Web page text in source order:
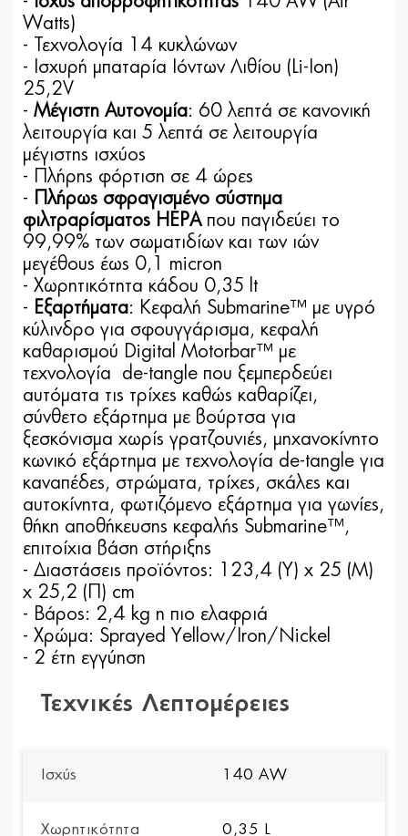
Watts)
- Τεχνολογία 14 κυκλώνων
- Ισχυρή μπαταρία Ιόντων Λιθίου (Li-Ion)
25,2V
- Μέγιστη Αυτονομία: 60 λεπτά σε κανονική
λειτουργία και 5 λεπτά σε λειτουργία
μέγιστης ισχύος
- Πλήρης φόρτιση σε 4 ώρες
-
Πλήρως σφραγισμένο σύστημα
φιλτραρίσματος HEPA που παγιδεύει το
99,99% των σωματιδίων και των ιών
μεγέθους έως 0,1 micron
- Χωρητικότητα κάδου 0,35 lt
- Εξαρτήματα: Κεφαλή Submarine™ με υγρό
κύλινδρο για σφουγγάρισμα, κεφαλή
καθαρισμού Digital Motorbar™ με
τεχνολογία de-tangle που ξεμπερδεύει
αυτόματα τις τρίχες καθώς καθαρίζει,
σύνθετο εξάρτημα με βούρτσα για
ξεσκόνισμα χωρίς γρατζουνιές, μηχανοκίνητο
κωνικό εξάρτημα με τεχνολογία de-tangle για
καναπέδες, στρώματα, τρίχες, σκάλες και
αυτοκίνητα, φωτιζόμενο εξάρτημα για γωνίες,
θήκη αποθήκευσης κεφαλής Submarine™,
επιτοίχια βάση στήριξης
- Διαστάσεις προϊόντος: 123,4 (Y) x 25 (Μ)
x 25,2 (Π) cm
- Βάρος: 2,4 kg η πιο ελαφριά
- Χρώμα: Sprayed Yellow/Iron/Nickel
- 2 έτη εγγύηση
Τεχνικές Λεπτομέρειες
Ισχύς 140 AW
Χωρητικότητα 0,35 L